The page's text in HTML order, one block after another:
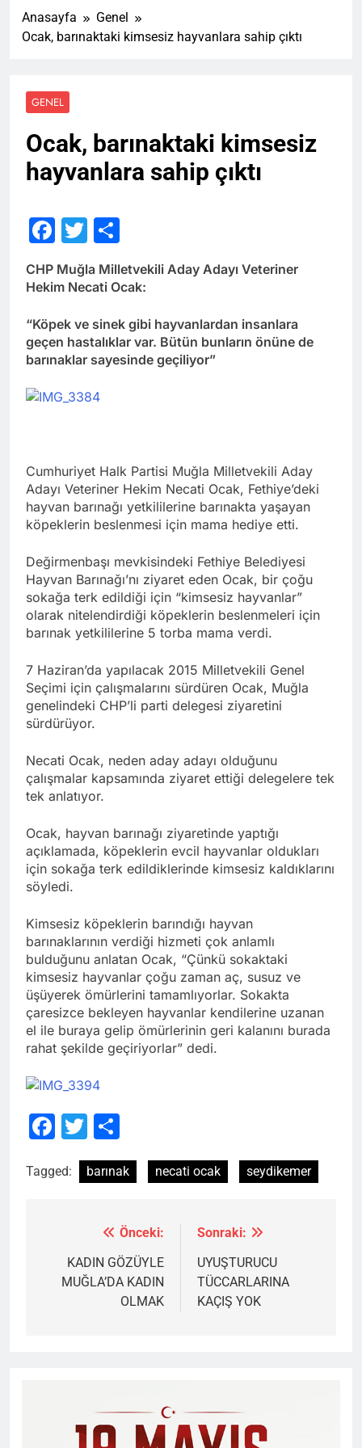
Anasayfa
Genel
Ocak, barınaktaki kimsesiz hayvanlara sahip çıktı
GENEL
Ocak, barınaktaki kimsesiz
hayvanlara sahip çıktı
Facebook
Twitter
CHP Muğla Milletvekili Aday Adayı Veteriner
Hekim Necati Ocak:
“Köpek ve sinek gibi hayvanlardan insanlara
geçen hastalıklar var. Bütün bunların önüne de
barınaklar sayesinde geçiliyor”
Cumhuriyet Halk Partisi Muğla Milletvekili Aday
Adayı Veteriner Hekim Necati Ocak, Fethiye’deki
hayvan barınağı yetkililerine barınakta yaşayan
köpeklerin beslenmesi için mama hediye etti.
Değirmenbaşı mevkisindeki Fethiye Belediyesi
Hayvan Barınağı’nı ziyaret eden Ocak, bir çoğu
sokağa terk edildiği için “kimsesiz hayvanlar”
olarak nitelendirdiği köpeklerin beslenmeleri için
barınak yetkililerine 5 torba mama verdi.
7 Haziran’da yapılacak 2015 Milletvekili Genel
Seçimi için çalışmalarını sürdüren Ocak, Muğla
genelindeki CHP’li parti delegesi ziyaretini
sürdürüyor.
Necati Ocak, neden aday adayı olduğunu
çalışmalar kapsamında ziyaret ettiği delegelere tek
tek anlatıyor.
Ocak, hayvan barınağı ziyaretinde yaptığı
açıklamada, köpeklerin evcil hayvanlar oldukları
için sokağa terk edildiklerinde kimsesiz kaldıklarını
söyledi.
Kimsesiz köpeklerin barındığı hayvan
barınaklarının verdiği hizmeti çok anlamlı
bulduğunu anlatan Ocak, “Çünkü sokaktaki
kimsesiz hayvanlar çoğu zaman aç, susuz ve
üşüyerek ömürlerini tamamlıyorlar. Sokakta
çaresizce bekleyen hayvanlar kendilerine uzanan
el ile buraya gelip ömürlerinin geri kalanını burada
rahat şekilde geçiriyorlar” dedi.
Facebook
Twitter
Tagged: barınak necati ocak seydikemer
gezinmesi
Önceki:
KADIN GÖZÜYLE
MUĞLA’DA KADIN
OLMAK
Sonraki:
UYUŞTURUCU
TÜCCARLARINA
KAÇIŞ YOK